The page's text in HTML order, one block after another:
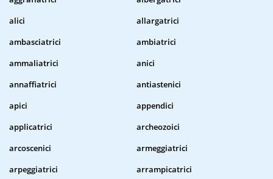
alici
allargatrici
ambasciatrici
ambiatrici
ammaliatrici
anici
annaffiatrici
antiastenici
apici
appendici
applicatrici
archeozoici
arcoscenici
armeggiatrici
arpeggiatrici
arrampicatrici